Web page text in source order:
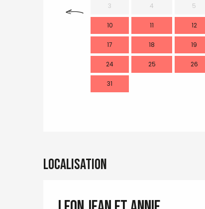
3 4 5
10 11 12
17 18 19
24 25 26
31
Localisation